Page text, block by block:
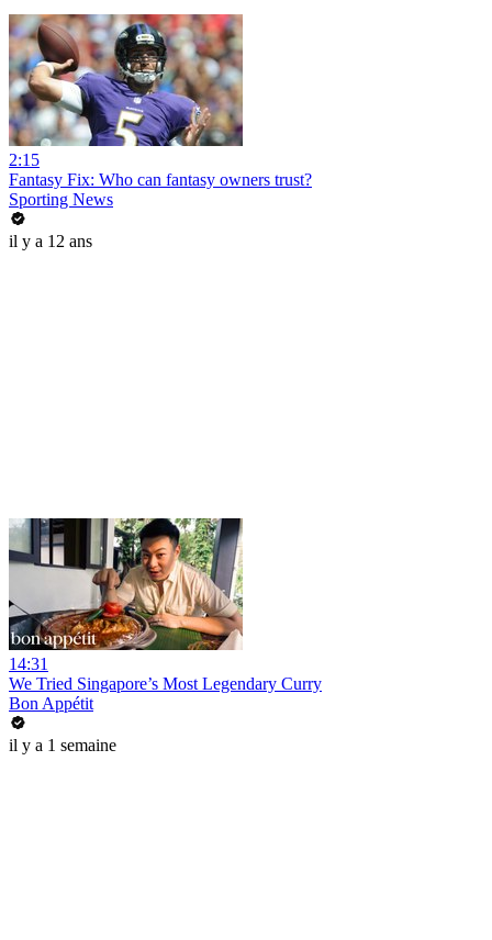
2:15
Fantasy Fix: Who can fantasy owners trust?
Sporting News
il y a 12 ans
14:31
We Tried Singapore’s Most Legendary Curry
Bon Appétit
il y a 1 semaine